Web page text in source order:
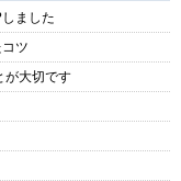
ました
ツ
が大切です